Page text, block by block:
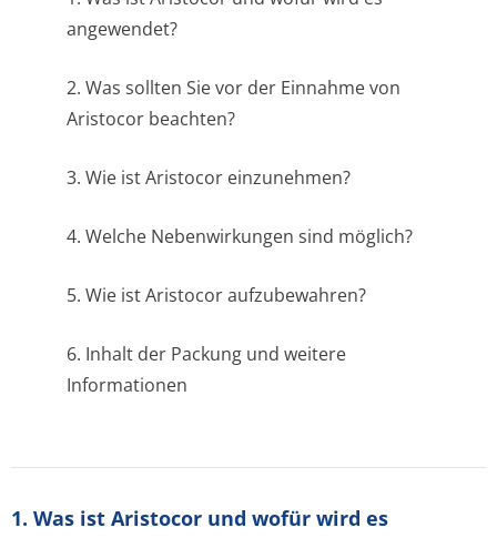
angewendet?
2. Was sollten Sie vor der Einnahme von
Aristocor beachten?
3. Wie ist Aristocor einzunehmen?
4. Welche Nebenwirkungen sind möglich?
5. Wie ist Aristocor aufzubewahren?
6. Inhalt der Packung und weitere
Informationen
1. Was ist Aristocor und wofür wird es